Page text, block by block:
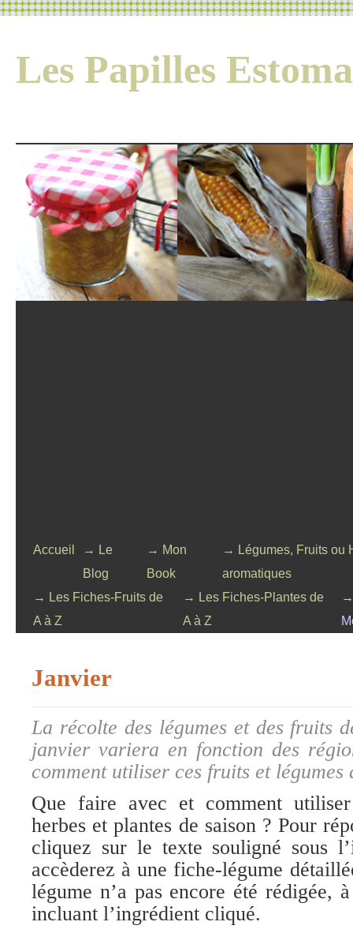
Les Papilles
Accueil
→ Le
Blog
→ Mon
Book
→ Légumes, Fruits ou
aromatiques
→ Les Fiches-Fruits de
A à Z
→ Les Fiches-Plantes de
A à Z
→
Janvier
La récolte des légumes et des fruits
janvier variera en fonction des
comment utiliser ces fruits et légumes
Que faire avec et comment
herbes et plantes de saison ? Pour
cliquez sur le texte souligné sous
accèderez à une fiche-légume
légume n’a pas encore été rédigée,
incluant l’ingrédient cliqué.